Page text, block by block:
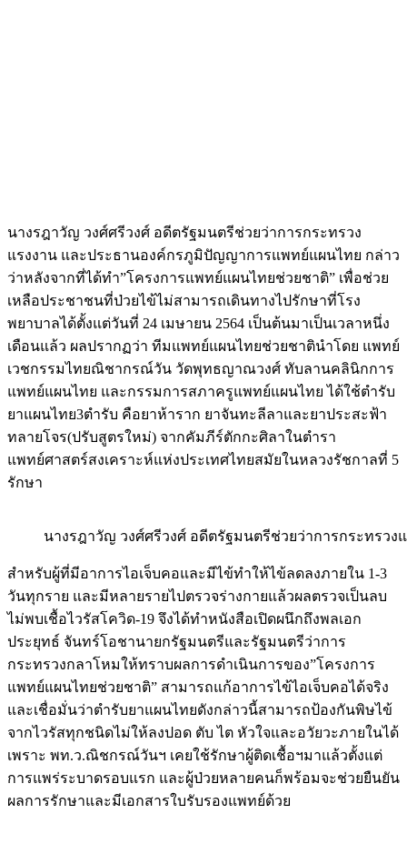
นางรฎาวัญ วงศ์ศรีวงศ์ อดีตรัฐมนตรีช่วยว่าการกระทรวง
แรงงาน และประธานองค์กรภูมิปัญญาการแพทย์แผนไทย กล่าว
ว่าหลังจากที่ได้ทำ”โครงการแพทย์แผนไทยช่วยชาติ” เพื่อช่วย
เหลือประชาชนที่ป่วยไข้ไม่สามารถเดินทางไปรักษาที่โรง
พยาบาลได้ตั้งแต่วันที่ 24 เมษายน 2564 เป็นต้นมาเป็นเวลาหนึ่ง
เดือนแล้ว ผลปรากฏว่า ทีมแพทย์แผนไทยช่วยชาตินำโดย แพทย์
เวชกรรมไทยณิชากรณ์วัน วัดพุทธญาณวงศ์ ทับลานคลินิกการ
แพทย์แผนไทย และกรรมการสภาครูแพทย์แผนไทย ได้ใช้ตำรับ
ยาแผนไทย3ตำรับ คือยาห้าราก ยาจันทะลีลาและยาประสะฟ้า
ทลายโจร(ปรับสูตรใหม่) จากคัมภีร์ตักกะศิลาในตำรา
แพทย์ศาสตร์สงเคราะห์แห่งประเทศไทยสมัยในหลวงรัชกาลที่ 5
รักษา
นางรฎาวัญ วงศ์ศรีวงศ์ อดีตรัฐมนตรีช่วยว่าการกระทร
สำหรับผู้ที่มีอาการไอเจ็บคอและมีไข้ทำให้ไข้ลดลงภายใน 1-3
วันทุกราย และมีหลายรายไปตรวจร่างกายแล้วผลตรวจเป็นลบ
ไม่พบเชื้อไวรัสโควิด-19 จึงได้ทำหนังสือเปิดผนึกถึงพลเอก
ประยุทธ์ จันทร์โอชานายกรัฐมนตรีและรัฐมนตรีว่าการ
กระทรวงกลาโหมให้ทราบผลการดำเนินการของ”โครงการ
แพทย์แผนไทยช่วยชาติ” สามารถแก้อาการไข้ไอเจ็บคอได้จริง
และเชื่อมั่นว่าตำรับยาแผนไทยดังกล่าวนี้สามารถป้องกันพิษไข้
จากไวรัสทุกชนิดไม่ให้ลงปอด ตับ ไต หัวใจและอวัยวะภายในได้
เพราะ พท.ว.ณิชกรณ์วันฯ เคยใช้รักษาผู้ติดเชื้อฯมาแล้วตั้งแต่
การแพร่ระบาดรอบแรก และผู้ป่วยหลายคนก็พร้อมจะช่วยยืนยัน
ผลการรักษาและมีเอกสารใบรับรองแพทย์ด้วย